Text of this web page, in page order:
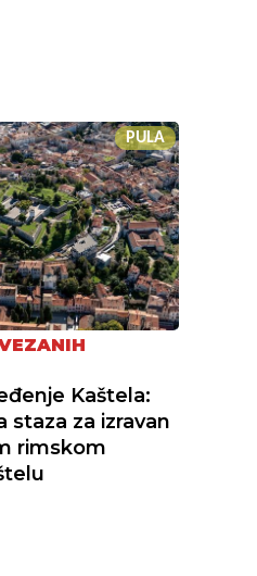
PULA
Kaštela:
staza za izravan
rimskom